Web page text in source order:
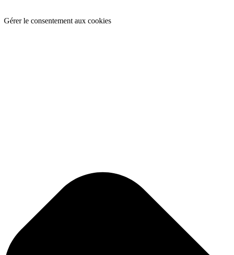
Gérer le consentement aux cookies